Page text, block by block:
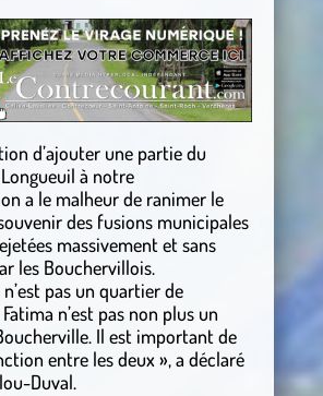
d’ajouter une partie du
à notre
a le malheur de ranimer le
des fusions municipales
massivement et sans
les Bouchervillois.
pas un quartier de
n’est pas non plus un
Il est important de
entre les deux », a déclaré
Duval.